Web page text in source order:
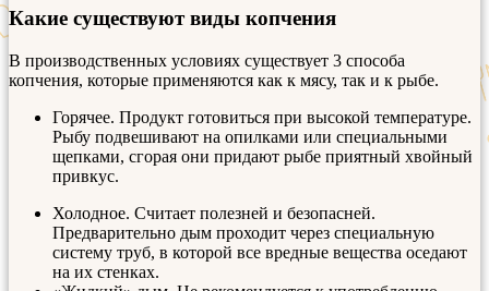
Какие существуют виды копчения
В производственных условиях существует 3 способа
копчения, которые применяются как к мясу, так и к рыбе.
Горячее. Продукт готовиться при высокой температуре.
Рыбу подвешивают на опилками или специальными
щепками, сгорая они придают рыбе приятный хвойный
привкус.
Холодное. Считает полезней и безопасней.
Предварительно дым проходит через специальную
систему труб, в которой все вредные вещества оседают
на их стенках.